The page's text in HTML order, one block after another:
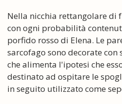
Nella nicchia rettangolare di
con ogni probabilità
porfido rosso di Elena. Le
sarcofago sono decorate con
che alimenta l'ipotesi che
destinato ad ospitare le
in seguito utilizzato come